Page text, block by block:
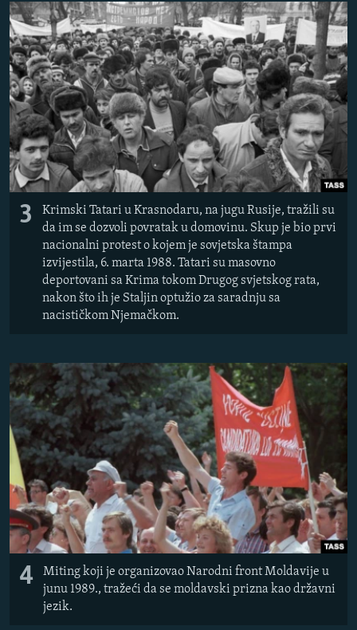
3
Krimski Tatari u Krasnodaru, na jugu Rusije, tražili su
da im se dozvoli povratak u domovinu. Skup je bio prvi
nacionalni protest o kojem je sovjetska štampa
izvijestila, 6. marta 1988. Tatari su masovno
deportovani sa Krima tokom Drugog svjetskog rata,
nakon što ih je Staljin optužio za saradnju sa
nacističkom Njemačkom.
4
Miting koji je organizovao Narodni front Moldavije u
junu 1989., tražeći da se moldavski prizna kao državni
jezik.